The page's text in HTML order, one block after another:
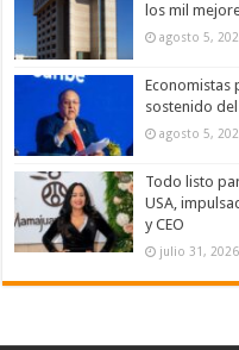
los mil
agosto 5,
Economistas
sostenido
agosto 5,
Todo listo
USA,
y CEO
julio 31, 2026